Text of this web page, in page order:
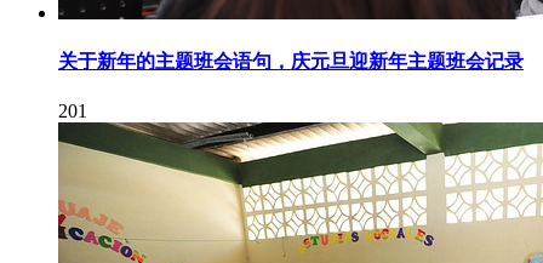
关于新年的主题班会语句，庆元旦迎新年主题班会记录
201